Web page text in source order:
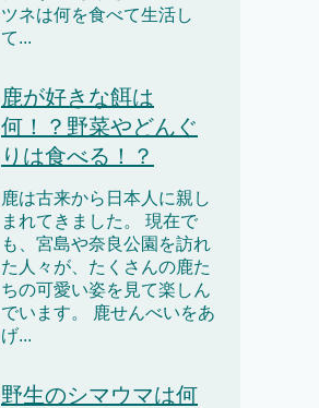
ツネは何を食べて生活し
て...
鹿が好きな餌は
何！？野菜やどんぐ
りは食べる！？
鹿は古来から日本人に親し
まれてきました。 現在で
も、宮島や奈良公園を訪れ
た人々が、たくさんの鹿た
ちの可愛い姿を見て楽しん
でいます。 鹿せんべいをあ
げ...
野生のシマウマは何